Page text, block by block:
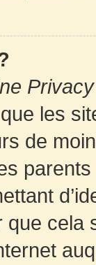
les
de
parents
que